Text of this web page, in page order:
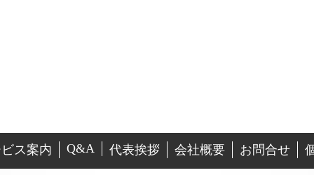
ス案内 Q&A 代表挨拶 会社概要 お問合せ